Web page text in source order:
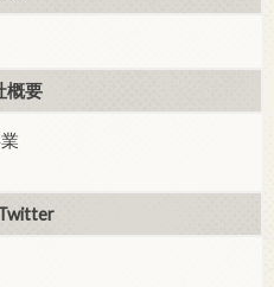
概要